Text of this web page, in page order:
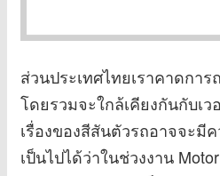
ส่วนประเทศไทยเราคาดกา
โดยรวมจะใกล้เคียงกันกับเ
เรื่องของสีสันตัวรถอาจจะมี
เป็นไปได้ว่าในช่วงงาน